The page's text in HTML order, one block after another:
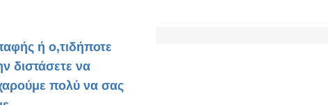
ή ο,τιδήποτε
διστάσετε να
πολύ να σας